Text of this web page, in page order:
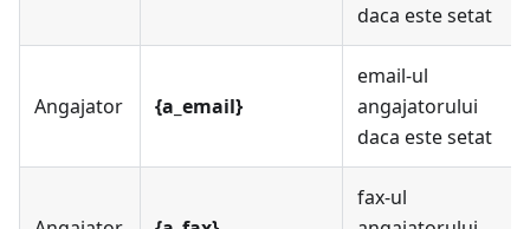
daca este setat
Angajator {a_email}
email-ul
angajatorului
daca este setat
fax-ul